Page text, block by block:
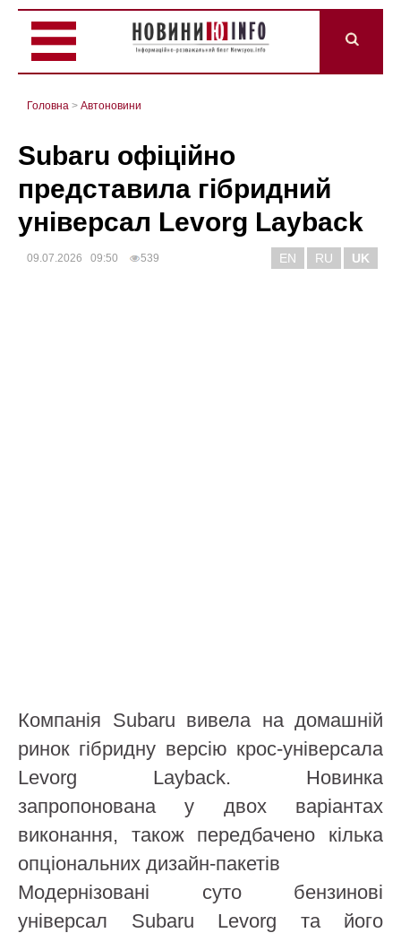
Головна > Автоновини
Subaru офіційно
представила гібридний
універсал Levorg Layback
09.07.2026 09:50 539 EN RU UK
Компанія Subaru вивела на домашній
ринок гібридну версію крос-універсала
Levorg Layback. Новинка
запропонована у двох варіантах
виконання, також передбачено кілька
опціональних дизайн-пакетів
Модернізовані суто бензинові
універсал Subaru Levorg та його